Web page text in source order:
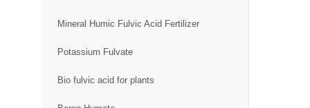
Mineral Humic Fulvic Acid Fertilizer
Potassium Fulvate
Bio fulvic acid for plants